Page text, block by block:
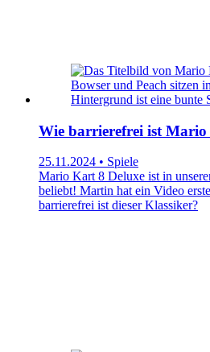
Wie barrierefrei ist
25.11.2024 • Spiele
Mario Kart 8 Deluxe ist in
beliebt! Martin hat ein Video
barrierefrei ist dieser Klassiker?